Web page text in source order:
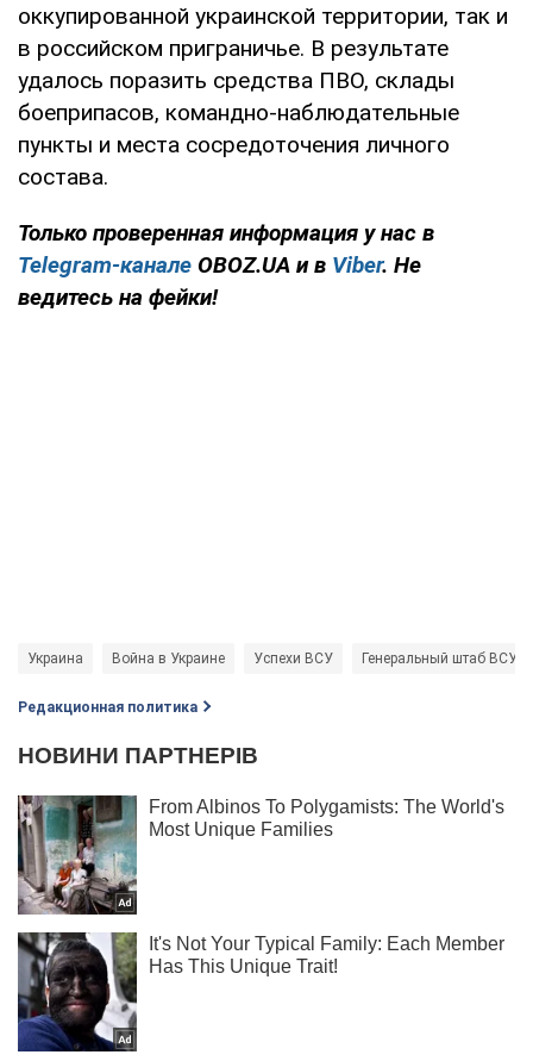
оккупированной украинской территории, так и
в российском приграничье. В результате
удалось поразить средства ПВО, склады
боеприпасов, командно-наблюдательные
пункты и места сосредоточения личного
состава.
Только проверенная информация у нас в
Telegram-канале OBOZ.UA и в Viber. Не
ведитесь на фейки!
Украина Война в Украине Успехи ВСУ Генеральный штаб ВСУ
Редакционная политика